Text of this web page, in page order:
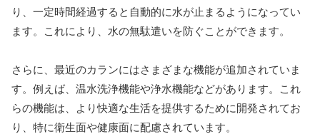
り、一定時間経過すると自動的に水が止まるようになってい
ます。これにより、水の無駄遣いを防ぐことができます。
さらに、最近のカランにはさまざまな機能が追加されていま
す。例えば、温水洗浄機能や浄水機能などがあります。これ
らの機能は、より快適な生活を提供するために開発されてお
り、特に衛生面や健康面に配慮されています。